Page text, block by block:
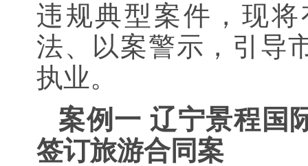
违规典型案件，现
法、以案警示，引导
执业。
案例一 辽宁景程国
签订旅游合同案